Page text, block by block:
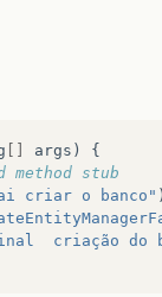
args )
{
method stub
criar o banco"
criação do